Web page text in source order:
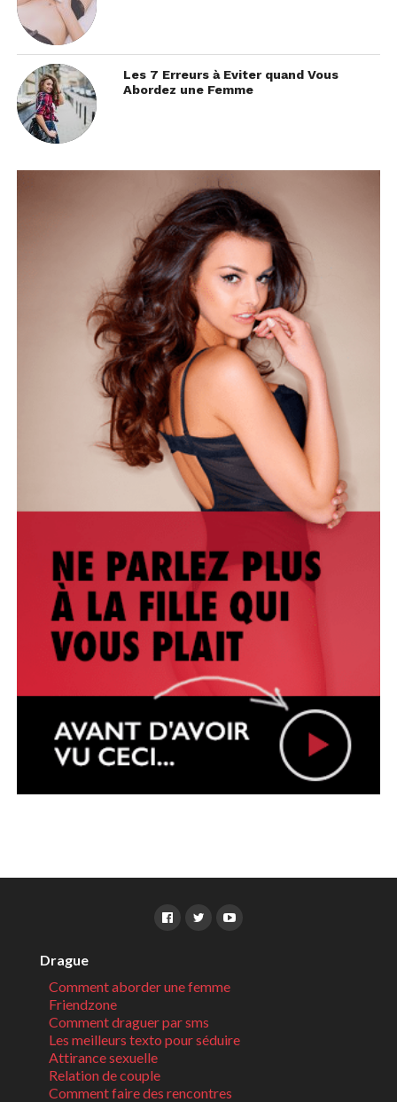
Les 7 Erreurs à Eviter quand Vous
Abordez une Femme
Drague
Comment aborder une femme
Friendzone
Comment draguer par sms
Les meilleurs texto pour séduire
Attirance sexuelle
Relation de couple
Comment faire des rencontres